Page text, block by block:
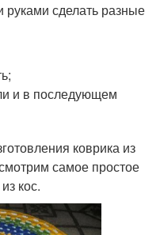
сделать разные
и в последующем
коврика из
самое простое
кос.